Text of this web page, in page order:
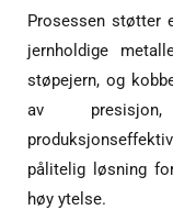
Prosessen støtter
jernholdige
støpejern, og
av
pålitelig løsning
høy ytelse.